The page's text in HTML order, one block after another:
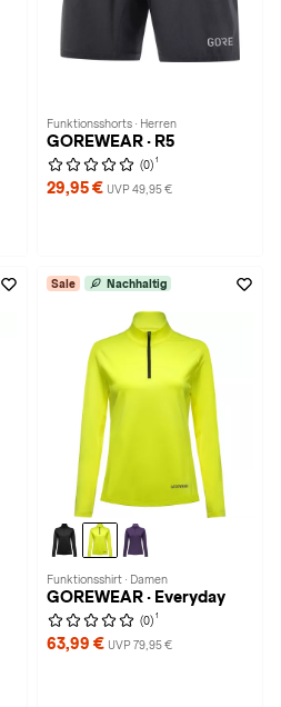
Funktionsshorts · Herren
GOREWEAR · R5
(0) 1
29,95 € UVP 49,95 €
Sale Nachhaltig
Funktionsshirt · Damen
GOREWEAR · Everyday
(0) 1
63,99 € UVP 79,95 €